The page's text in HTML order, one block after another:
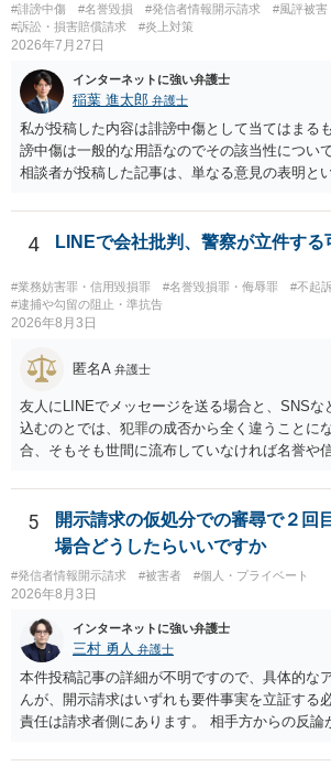
断されます。広告収益があることは「商業的目
すが、それだけで直ちに侵害となるわけではあ
非営利であれば「表現の自由」「創作物」とし
れる可能性があります。一方、広告収益がある
しての色彩が強まり、リスクが高まる可能性が
更・確認しておく事項については、公開の場で
界があるかと思うので、資料等を持参の上、弁
も一つかと存じます。
#誹謗中傷 #名誉毀損 #発信者情報開示請求
#風評被害
#訴訟・損害賠償請求
#炎上対策
2026年7月27日
インターネットに強い弁護士
稲葉 進太郎 弁護士
私が投稿した内容は誹謗中傷として当てはまる
謗中傷は一般的な用語なのでその該当性につい
相談者が投稿した記事は、単なる意見の表明と
て、開示請求が認められたり、民事裁判や刑事
でしょうか？ →権利侵害や、名誉毀損・侮辱に
ため、民事裁判や刑事裁判に発展することはあ
に思われます。
4 LINEで会社批判、警察が立件する
#業務妨害罪・信用毀損罪 #名誉毀損罪・侮辱罪 #不起
#逮捕や勾留の阻止・準抗告
2026年8月3日
匿名A 弁護士
友人にLINEでメッセージを送る場合と、SNSな
込むのとでは、犯罪の成否から全く違うことに
合、そもそも世間に流布していなければ名誉や
5
開示請求の仮処分での審尋で２回
場合どうしたらいいですか
#発信者情報開示請求 #被害者 #個人・プライベート
2026年8月3日
インターネットに強い弁護士
三村 勇人 弁護士
本件投稿記事の詳細が不明ですので、具体的な
んが、開示請求はいずれも要件事実を立証する
責任は請求者側にあります。 相手方からの反論
方が口頭で反論したのは、仮処分は迅速性が要